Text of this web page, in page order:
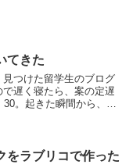
てきた
見つけた留学生のブログ
遅く寝たら、案の定遅
。起きた瞬間から、普
と目覚...
をラブリコで作った